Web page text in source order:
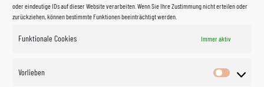
oder eindeutige IDs auf dieser Website verarbeiten. Wenn Sie Ihre Zustimmung nicht erteilen oder
zurückziehen, können bestimmte Funktionen beeinträchtigt werden.
Funktionale Cookies Immer aktiv
Vorlieben
Vorlieben